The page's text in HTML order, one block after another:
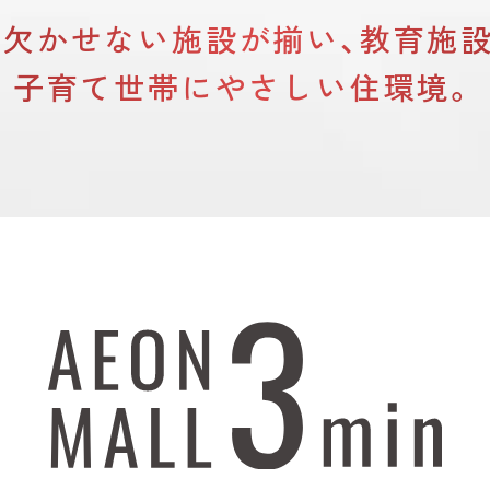
かせない施設が揃い、教育施
子育て世帯にやさしい住環境。